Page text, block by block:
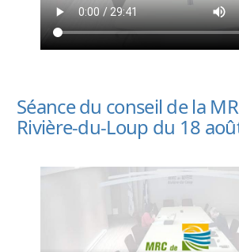
Séance du conseil de la
Rivière-du-Loup du 18